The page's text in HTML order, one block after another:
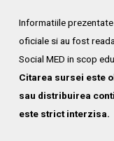
Informatiile
oficiale si au fost
Social MED in scop
Citarea sursei este
sau distribuirea
este strict interzisa.